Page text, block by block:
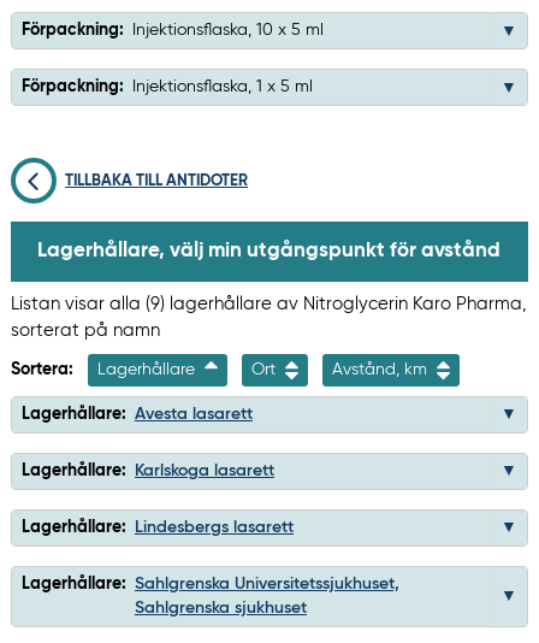
Förpackning: Injektionsflaska, 10 x 5 ml
Förpackning: Injektionsflaska, 1 x 5 ml
TILLBAKA TILL ANTIDOTER
Lagerhållare, välj min utgångspunkt för avstånd
Listan visar alla (9) lagerhållare av Nitroglycerin Karo Pharma,
sorterat på namn
Sortera: Lagerhållare Ort Avstånd, km
Lagerhållare: Avesta lasarett
Lagerhållare: Karlskoga lasarett
Lagerhållare: Lindesbergs lasarett
Lagerhållare: Sahlgrenska Universitetssjukhuset,
Sahlgrenska sjukhuset